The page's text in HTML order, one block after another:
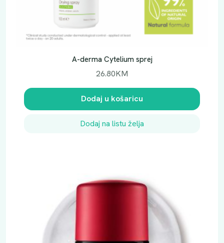
A-derma Cytelium sprej
26.80KM
Dodaj u košaricu
Dodaj na listu želja